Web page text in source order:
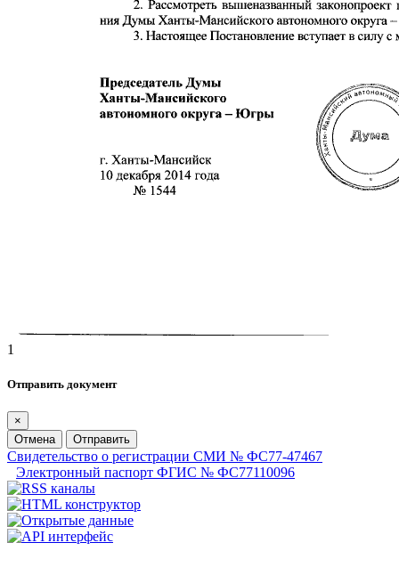
1
Отправить документ
×
Отмена
Отправить
Свидетельство о регистрации СМИ № ФС77-47467
Электронный паспорт ФГИС № ФС77110096